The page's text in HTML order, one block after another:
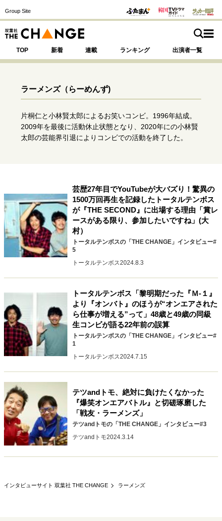
Group Site
TOP 新着 連載 ランキング 出演者一覧
SPECIAL 注目の記事テーマで探す
人生が動いた日 10代の挫折と原点
キャリア・働き方
セカンドキャリアの描き方
独立という決断
大人の学び直し
経営・ビジネス
リーダーの流儀 変革の原動力
次世代へのバトン
トップが描く未来
マインドセット
重圧との向き合い方 一流のルーティン
20代の現在地
忘れられない言葉
10代・20代の土台
ライフスタイル・生き方
40代からの景色 50代のリアル
美しさの哲学
ラーメンズ（らーめんず)
片桐仁と小林賢太郎によるお笑いコンビ。1996年結成。
2009年を最後に活動休止状態となり、2020年にの小林賢
太郎の芸能界引退によりコンビでの活動を終了した。
芸歴27年目でYouTubeが大バズり！驚異の
1500万回再生を記録したトータルテンボス
が『THE SECOND』に出場する理由「賞レ
ースがある限り、参加したいですね」(大
村）
トータルテンボスの「THE CHANGE」インタビュー#
5
トータルテンボス2024.8.3
トータルテンボス「黎明期だった『Ｍ‐１』
より『オンバト』のほうが“オンエアされた
ら仕事が増える”って」48歳と49歳の同級
生コンビが語る22年前の誤算
トータルテンボスの「THE CHANGE」インタビュー#
1
トータルテンボス2024.7.15
テツandトモ、絶対に負けたくなかった
『爆笑オンエアバトル』と切磋琢磨した
「戦友・ラーメンズ」
テツandトモの「THE CHANGE」インタビュー#3
テツandトモ2024.3.14
インタビューサイト 双葉社 THE CHANGE ラーメンズ